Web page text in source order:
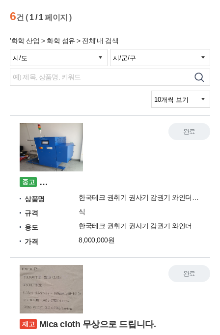
6건 ( 1 / 1페이지 )
'화학 산업 > 화학 섬유 > 전체'내 검색
중고 한국테크 권취기 권사기 감권기 와인더기
상품명
규격
식
용도
가격
8,000,000원
완료
재고 Mica cloth 무상으로 드립니다.
완료